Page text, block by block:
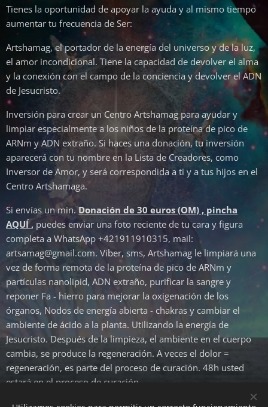
Tienes la oportunidad de apoyar la ayuda y al mismo tiempo
aumentar tu frecuencia de Ser:
Artshamag, el portador de la energía del universo y de la luz,
el amor incondicional. Tiene la capacidad de devolver el alma
y la conexión con el campo de la conciencia y devolver el ADN
de Jesucristo.
Inversión para crear un Centro Artshamag para ayudar y
limpiar especialmente a los niños de la proteína de pico de
ARNm y ADN extraño. Si haces una donación, tu inversión
aparecerá con tu nombre en la Lista de Creadores, como
Inversor de Amor, y será correspondida a ti y a tus hijos en el
Centro Artshamaga.
Si envías un min.Donación de 30 euros (OM) , pincha
AQUÍ, puedes enviar una foto reciente de tu cara y figura
completa a WhatsApp +421911910315, mail:
artsamag@gmail.com. Viber, sms, Artshamag le limpiará una
vez de forma remota de la proteína de pico de ARNm y
partículas nanolipid, ADN extraño, purificar la sangre y
reponer Fa - hierro para mejorar la oxigenación de los
órganos, Nodos de energía abierta - chakras y cambiar el
ambiente de ácido a la planta. Utilizando la energía de
Jesucristo. Después de la limpieza, el ambiente en el cuerpo
cambia, se produce la regeneración. A veces el dolor =
regeneración, es parte del proceso de curación. 48h usted
estará en el proceso de curación. ♥